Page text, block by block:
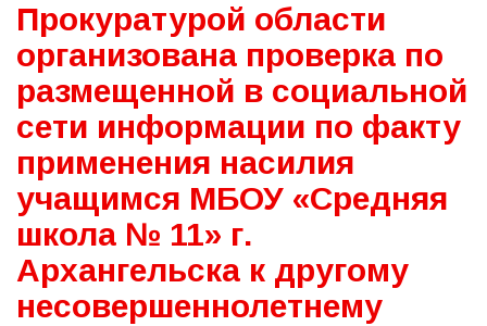
Прокуратурой области
организована проверка по
размещенной в социальной
сети информации по факту
применения насилия
учащимся МБОУ «Средняя
школа № 11» г.
Архангельска к другому
несовершеннолетнему